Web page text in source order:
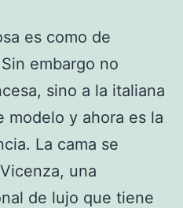
es como de
embargo no
sino a la italiana
modelo y ahora es la
La cama se
una
de lujo que tiene